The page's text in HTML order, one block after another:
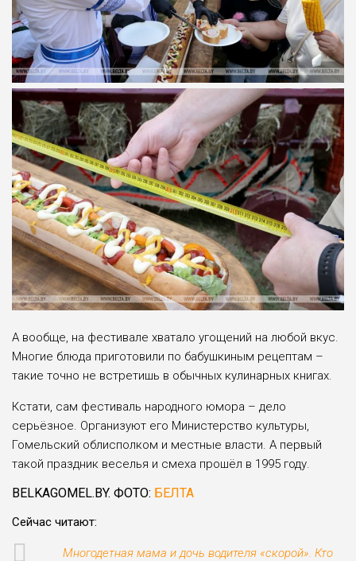
А вообще, на фестивале хватало угощений на любой вкус.
Многие блюда приготовили по бабушкиным рецептам –
такие точно не встретишь в обычных кулинарных книгах.
Кстати, сам фестиваль народного юмора – дело
серьёзное. Организуют его Министерство культуры,
Гомельский облисполком и местные власти. А первый
такой праздник веселья и смеха прошёл в 1995 году.
BELKAGOMEL.BY. ФОТО: БЕЛТА
Сейчас читают:
Многодетная мама и дочь водителя «скорой». Кто